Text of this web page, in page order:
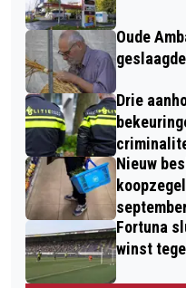
VOOR LIMBURG
Oude
Drie
Nieuw
Fortuna
winst